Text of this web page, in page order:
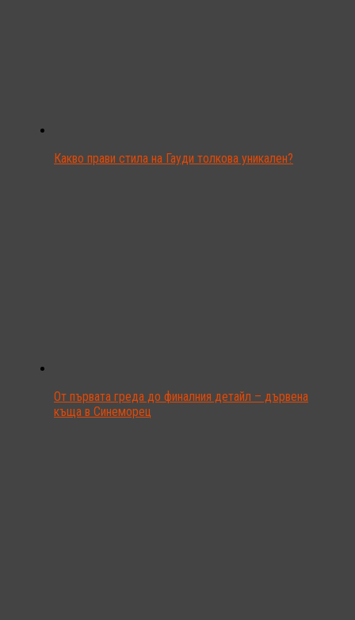
Какво прави стила на Гауди толкова уникален?
От първата греда до финалния детайл – дървена
къща в Синеморец